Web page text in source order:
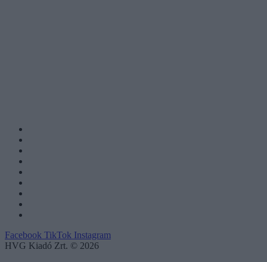
Facebook TikTok Instagram
HVG Kiadó Zrt. © 2026